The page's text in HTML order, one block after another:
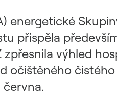
energetické
přispěla
výhled
očištěného